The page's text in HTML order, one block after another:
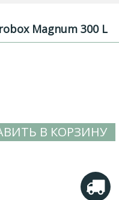
Magnum 300 L
В КОРЗИНУ